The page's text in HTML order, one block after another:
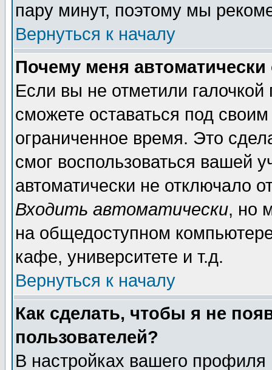
пару минут, поэтому мы
Вернуться к началу
Почему меня автоматически
Если вы не отметили галочкой
сможете оставаться под
ограниченное время. Это
смог воспользоваться вашей
автоматически не отключало
Входить автоматически, но
на общедоступном
кафе, университете и т.д.
Вернуться к началу
Как сделать, чтобы я не
пользователей?
В настройках вашего